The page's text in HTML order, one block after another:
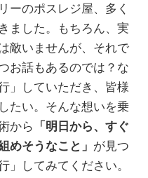
ーのポスレジ屋、多く
ました。もちろん、実
敵いませんが、それで
お話もあるのでは？な
」していただき、皆様
たい。そんな想いを乗
から
「明日から、すぐ
めそうなこと」 が見つ
」してみてください。